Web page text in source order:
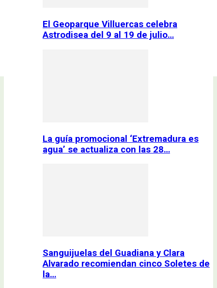
El Geoparque Villuercas celebra
Astrodisea del 9 al 19 de julio…
La guía promocional ‘Extremadura es
agua’ se actualiza con las 28…
Sanguijuelas del Guadiana y Clara
Alvarado recomiendan cinco Soletes de
la…